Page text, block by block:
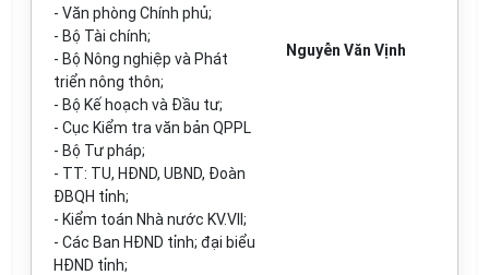
- Văn phòng Chính phủ;
- Bộ Tài chính;
- Bộ Nông nghiệp và Phát
triển nông thôn;
- Bộ Kế hoạch và Đầu tư;
- Cục Kiểm tra văn bản QPPL
- Bộ Tư pháp;
- TT: TU, HĐND, UBND, Đoàn
ĐBQH tỉnh;
- Kiểm toán Nhà nước KV.VII;
- Các Ban HĐND tỉnh; đại biểu
HĐND tỉnh;
Nguyễn Văn Vịnh